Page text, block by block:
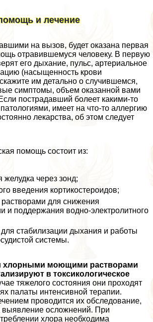
и лечение
на вызов, будет оказана первая
отравившемуся человеку. В первую
его дыхание, пульс, артериальное
(насыщенность крови
им детально о случившемся,
симптомы, объем оказанной вами
пострадавший болеет какими-то
имеет на что-то аллергию
лекарства, об этом следует
помощь состоит из:
через зонд;
введения кортикостероидов;
растворами для снижения
и поддержания водно-электролитного
стабилизации дыхания и работы
системы.
хлорными моющими растворами
в токсикологическое
тяжелого состояния они проходят
палаты интенсивной терапии.
проводится их обследование,
выявление осложнений. При
хлора необходима